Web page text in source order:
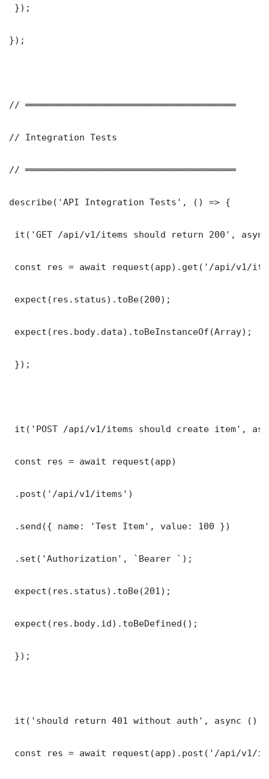
});
});
// ═══════════════════════════════════════
// Integration Tests
// ═══════════════════════════════════════
describe('API Integration Tests', () => {
it('GET /api/v1/items should return 200',
const res = await request(app).get('/api/v1/
expect(res.status).toBe(200);
expect(res.body.data).toBeInstanceOf(Array);
});
it('POST /api/v1/items should create item',
const res = await request(app)
.post('/api/v1/items')
.send({ name: 'Test Item', value: 100 })
.set('Authorization', `Bearer `);
expect(res.status).toBe(201);
expect(res.body.id).toBeDefined();
});
it('should return 401 without auth', async ()
const res = await request(app).post('/api/v1/